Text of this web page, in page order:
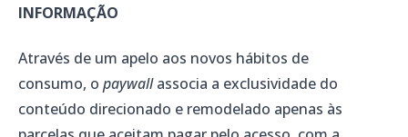
INFORMAÇÃO
Através de um apelo aos novos hábitos de
consumo, o paywallassocia a exclusividade do
conteúdo direcionado e remodelado apenas às